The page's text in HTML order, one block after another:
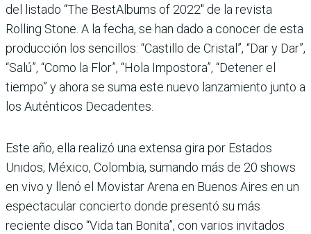
del listado “The BestAlbums of 2022″ de la revista
Rolling Stone. A la fecha, se han dado a conocer de esta
producción los sencillos: “Castillo de Cristal”, “Dar y Dar”,
“Salú”, “Como la Flor”, “Hola Impostora”, “Detener el
tiempo” y ahora se suma este nuevo lanzamiento junto a
los Auténticos Decadentes.
Este año, ella realizó una extensa gira por Estados
Unidos, México, Colombia, sumando más de 20 shows
en vivo y llenó el Movistar Arena en Buenos Aires en un
espectacular concierto donde presentó su más
reciente disco “Vida tan Bonita”, con varios invitados